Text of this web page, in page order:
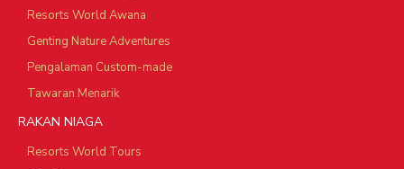
Resorts World Awana
Genting Nature Adventures
Pengalaman Custom-made
Tawaran Menarik
RAKAN NIAGA
Resorts World Tours